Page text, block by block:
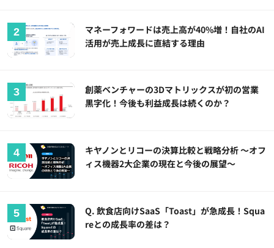
マネーフォワードは売上高が40%増！自社のAI
活用が売上成長に直結する理由
創薬ベンチャーの3Dマトリックスが初の営業
黒字化！今後も利益成長は続くのか？
キヤノンとリコーの決算比較と戦略分析 ～オフ
ィス機器2大企業の現在と今後の展望～
Q. 飲食店向けSaaS「Toast」が急成長！Squa
reとの成長率の差は？